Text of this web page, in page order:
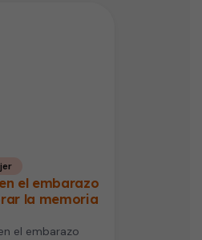
el embarazo
la memoria
el embarazo